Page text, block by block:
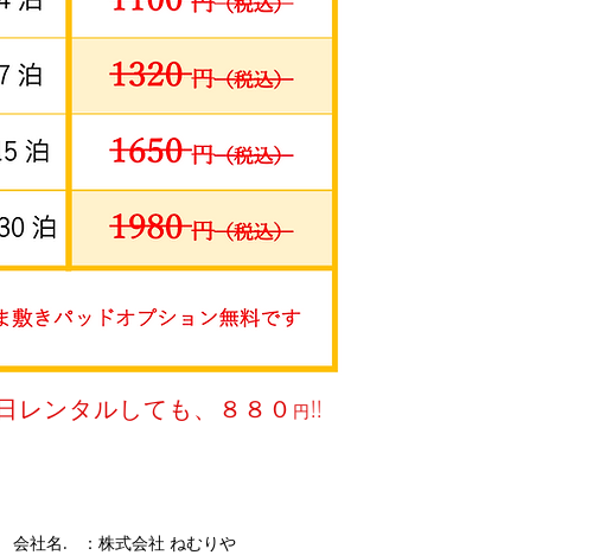
レンタルしても、８８０ 円!!
会社名. ：株式会社 ねむりや